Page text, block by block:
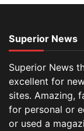
Superior News
Superior News
excellent for
sites. Amazing,
for personal or
or used a